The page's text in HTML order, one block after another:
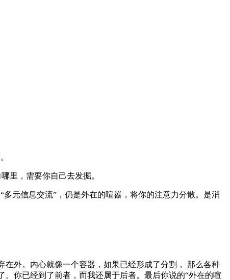
里，需要你自己去发掘。
元信息交流”，仍是外在的喧嚣，将你的注意力分散。是消
外。内心就像一个容器，如果已经形成了分割， 那么各种
你已经到了前者，而我还属于后者。最后你说的“外在的喧